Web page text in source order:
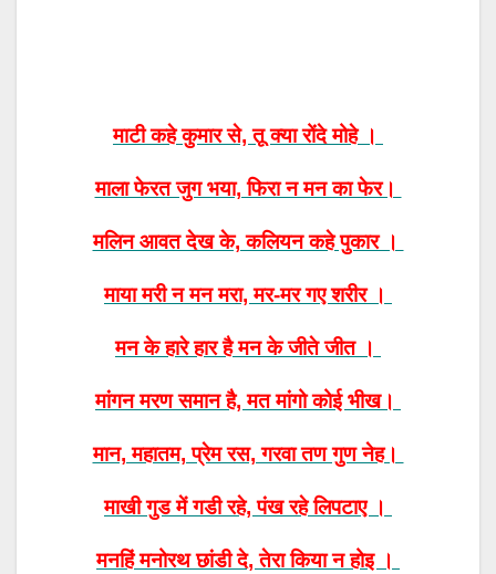
माटी कहे कुमार से, तू क्या रोंदे मोहे ।
माला फेरत जुग भया, फिरा न मन का फेर।
मलिन आवत देख के, कलियन कहे पुकार ।
माया मरी न मन मरा, मर-मर गए शरीर ।
मन के हारे हार है मन के जीते जीत ।
मांगन मरण समान है, मत मांगो कोई भीख।
मान, महातम, प्रेम रस, गरवा तण गुण नेह।
माखी गुड में गडी रहे, पंख रहे लिपटाए ।
मनहिं मनोरथ छांडी दे, तेरा किया न होइ ।